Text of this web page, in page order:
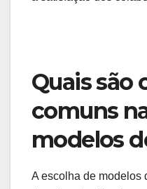
para maximizar os
Otimização
deve ser uma